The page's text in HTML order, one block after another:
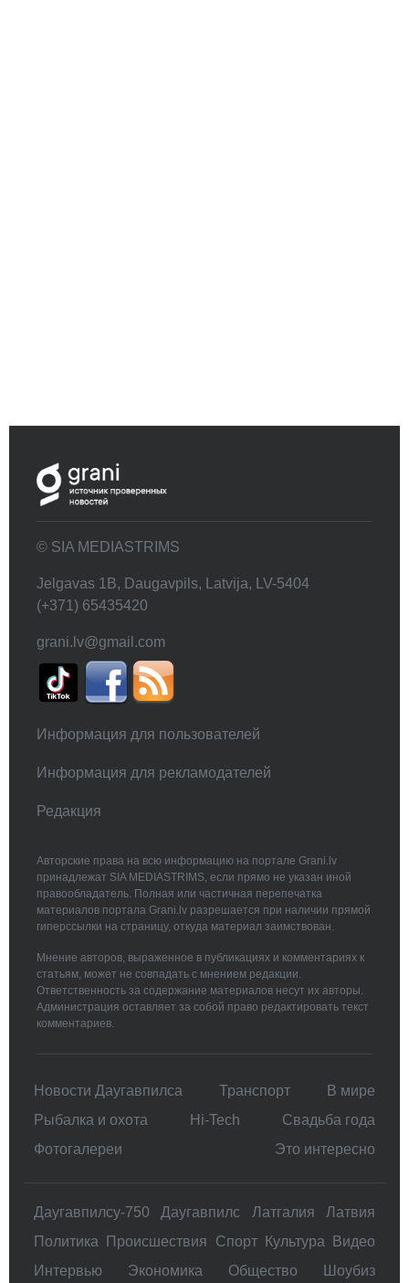
© SIA MEDIASTRIMS
Jelgavas 1B, Daugavpils, Latvija, LV-5404
(+371) 65435420
grani.lv@gmail.com
Информация для пользователей
Информация для рекламодателей
Редакция
Авторские права на всю информацию на портале Grani.lv
принадлежат SIA MEDIASTRIMS, если прямо не указан иной
правообладатель. Полная или частичная перепечатка
материалов портала Grani.lv разрешается при наличии прямой
гиперссылки на страницу, откуда материал заимствован.
Мнение авторов, выраженное в публикациях и комментариях к
статьям, может не совпадать с мнением редакции.
Ответственность за содержание материалов несут их авторы.
Администрация оставляет за собой право редактировать текст
комментариев.
Новости Даугавпилса Транспорт
В мире
Рыбалка и охота
Hi-Tech
Свадьбa года
Фотогалереи
Это интересно
Даугавпилсу-750 Даугавпилс Латгалия
Латвия
Политика
Происшествия Спорт Культура
Видео
Интервью
Экономика Общество Шоубиз